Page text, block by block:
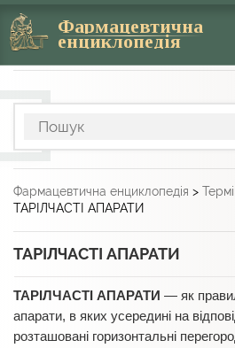
Фармацевтична
енциклопедія
Фармацевтична енциклопедія >
ТАРІЛЧАСТІ АПАРАТИ
ТАРІЛЧАСТІ АПАРАТИ
ТАРІЛЧАСТІ АПАРАТИ — як
апарати, в яких усередині на
розташовані горизонтальні